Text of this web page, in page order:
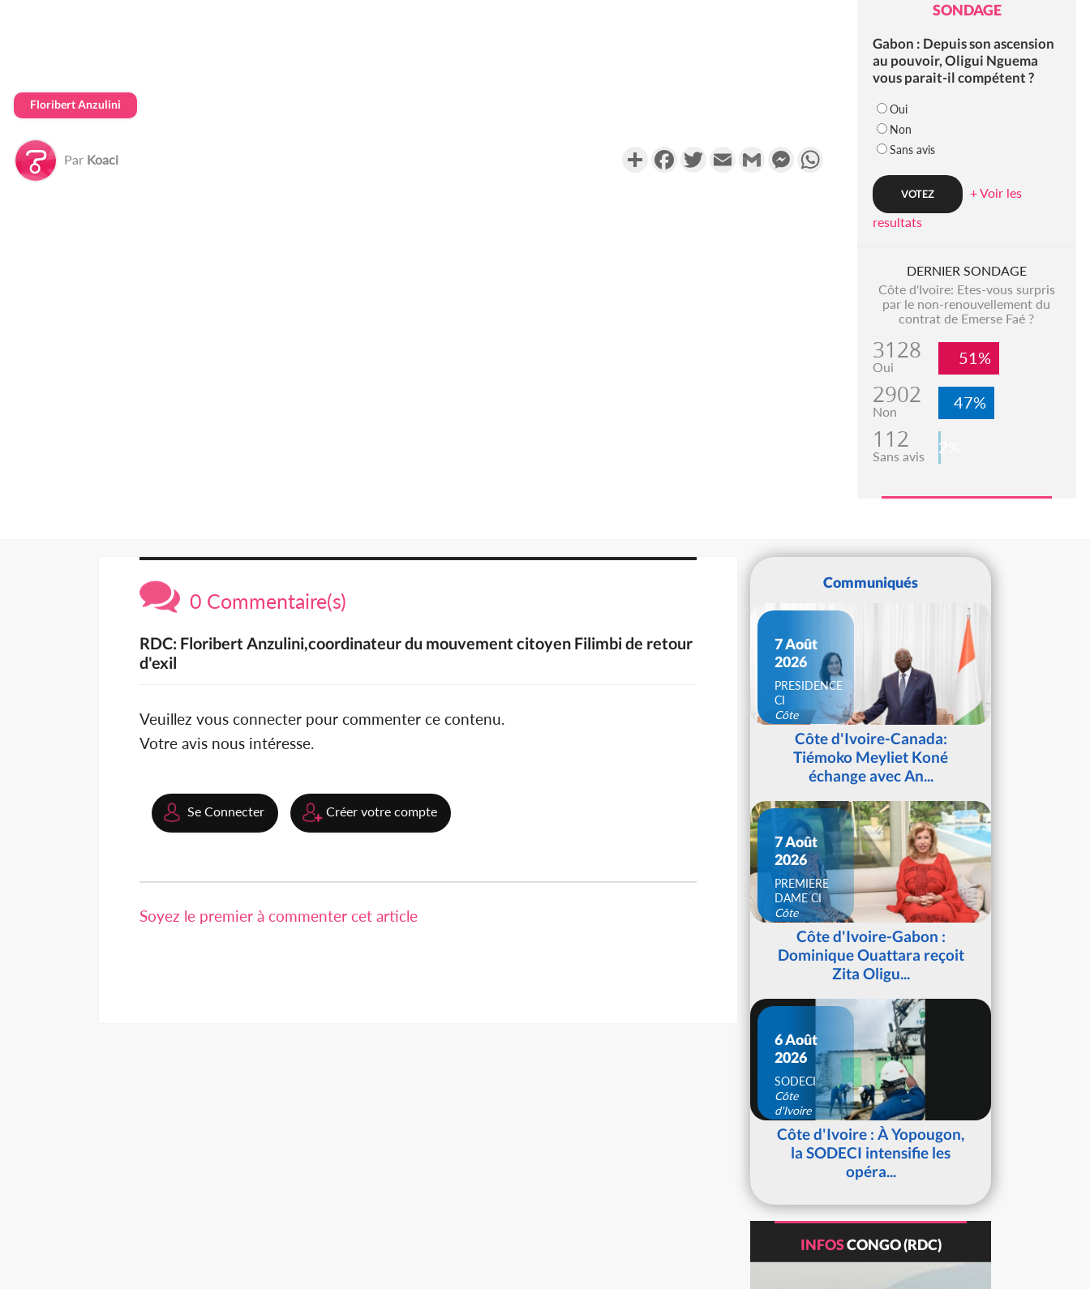
Floribert Anzulini
Par Koaci PartagerFacebookTwitterEmail Gmail MessengerWhatsApp
SONDAGE
Gabon : Depuis son ascension
au pouvoir, Oligui Nguema
vous parait-il compétent ?
Oui
Non
Sans avis
+ Voir les
resultats
DERNIER SONDAGE
Côte d'Ivoire: Etes-vous surpris
par le non-renouvellement du
contrat de Emerse Faé ?
3128
Oui 51%
2902
Non 47%
112
Sans avis 2%
0 Commentaire(s)
RDC: Floribert Anzulini,coordinateur du mouvement citoyen Filimbi de retour
d'exil
Veuillez vous connecter pour commenter ce contenu.
Votre avis nous intéresse.
Se Connecter Créer votre compte
Soyez le premier à commenter cet article
Communiqués
7 Août
2026
PRESIDENCE
CI
Côte
d'IvoireCôte d'Ivoire-Canada:
Tiémoko Meyliet Koné
échange avec An...
7 Août
2026
PREMIERE
DAME CI
Côte
d'IvoireCôte d'Ivoire-Gabon :
Dominique Ouattara reçoit
Zita Oligu...
6 Août
2026
SODECI
Côte
d'Ivoire
Côte d'Ivoire : À Yopougon,
la SODECI intensifie les
opéra...
INFOSCONGO (RDC)